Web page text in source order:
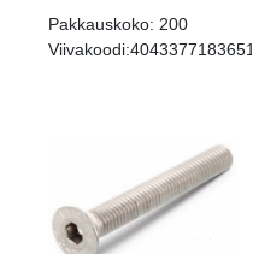
Pakkauskoko: 200
Viivakoodi:4043377183651